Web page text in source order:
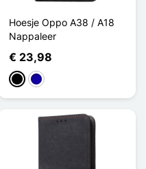
Hoesje Oppo A38 / A18
Nappaleer
€ 23,98
ZwartDonkerblauw